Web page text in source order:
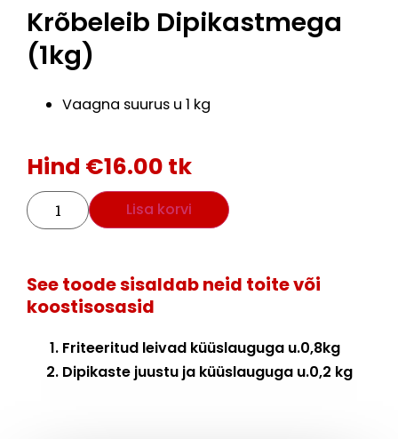
Krõbeleib Dipikastmega
(1kg)
Vaagna suurus u 1 kg
Hind €16.00 tk
Lisa korvi
See toode sisaldab neid toite või
koostisosasid
Friteeritud leivad küüslauguga u.0,8kg
Dipikaste juustu ja küüslauguga u.0,2 kg